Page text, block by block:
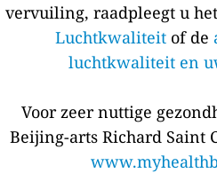
vervuiling, raadpleegt u het
Luchtkwaliteit of de
luchtkwaliteit en
Voor zeer nuttige
Beijing-arts Richard Saint